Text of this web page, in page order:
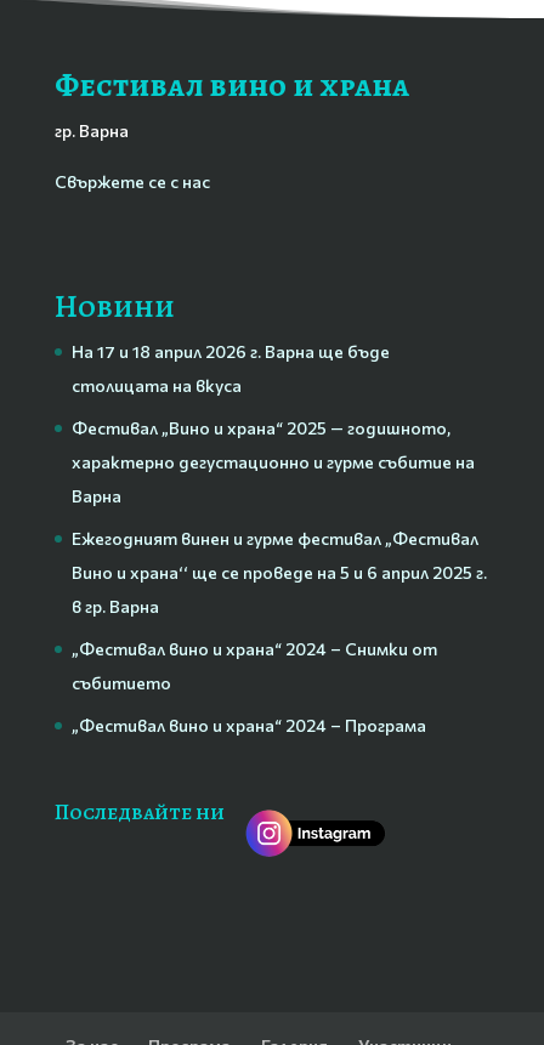
Фестивал вино и храна
гр. Варна
Свържете се с нас
Новини
На 17 и 18 април 2026 г. Варна ще бъде
столицата на вкуса
Фестивал „Вино и храна“ 2025 — годишното,
характерно дегустационно и гурме събитие на
Варна
Ежегодният винен и гурме фестивал „Фестивал
Вино и храна‘‘ ще се проведе на 5 и 6 април 2025 г.
в гр. Варна
„Фестивал вино и храна“ 2024 – Снимки от
събитието
„Фестивал вино и храна“ 2024 – Програма
Последвайте ни